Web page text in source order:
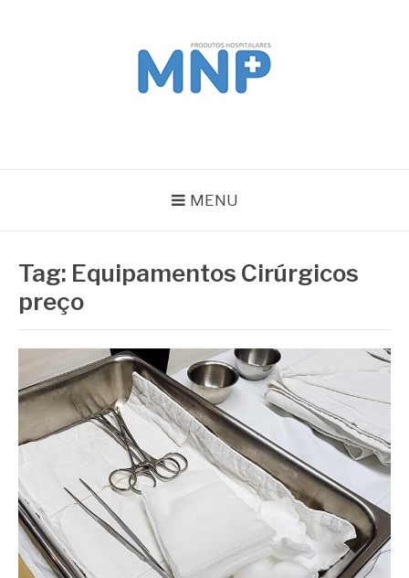
MENU
Tag: Equipamentos Cirúrgicos
preço